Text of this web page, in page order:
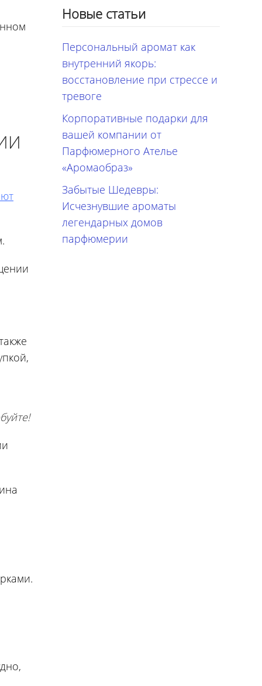
Новые статьи
Персональный аромат как
внутренний якорь:
восстановление при стрессе и
тревоге
Корпоративные подарки для
вашей компании от
Парфюмерного Ателье
«Аромаобраз»
Забытые Шедевры:
Исчезнувшие ароматы
легендарных домов
парфюмерии